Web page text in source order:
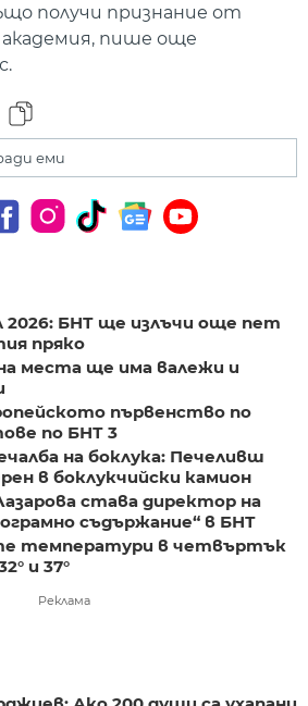
получи признание от
пише още
еми
2026: БНТ ще излъчи още пет
пряко
места ще има валежи и
първенство по
по БНТ 3
на боклука: Печеливш
в боклукчийски камион
става директор на
съдържание“ в БНТ
температури в четвъртък
и 37°
Реклама